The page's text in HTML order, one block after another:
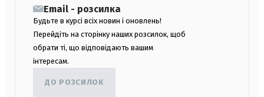
Email - розсилка
Будьте в курсі всіх новин і оновлень!
Перейдіть на сторінку наших розсилок, щоб
обрати ті, що відповідають вашим
інтересам.
ДО РОЗСИЛОК